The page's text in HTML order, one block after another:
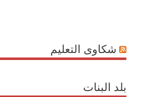
شكاوى التعليم
بلد البنات